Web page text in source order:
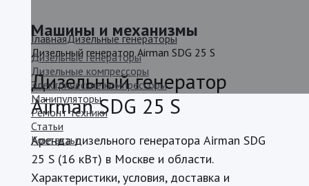
Машины и механизмы
Дизельные генераторы
Дизельные компрессоры
Электрические компрессоры
Манипуляторы
Ремонт техники
Статьи
Контакты
ГлавнаяДизельные генераторы
Дизельный генератор Airman SDG 25 S
Дизельный генератор
Airman SDG 25 S
Аренда дизельного генератора Airman SDG
25 S (16 кВт) в Москве и области.
Характеристики, условия, доставка и